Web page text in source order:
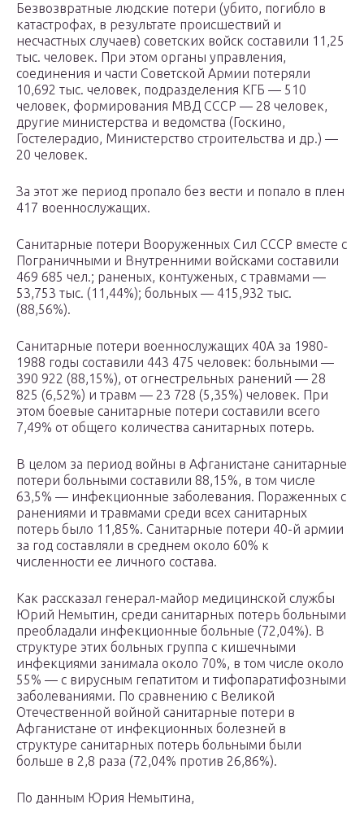
Безвозвратные людские потери (убито, погибло в
катастрофах, в результате происшествий и
несчастных случаев) советских войск составили 11,25
тыс. человек. При этом органы управления,
соединения и части Советской Армии потеряли
10,692 тыс. человек, подразделения КГБ — 510
человек, формирования МВД СССР — 28 человек,
другие министерства и ведомства (Госкино,
Гостелерадио, Министерство строительства и др.) —
20 человек.
За этот же период пропало без вести и попало в плен
417 военнослужащих.
Санитарные потери Вооруженных Сил СССР вместе с
Пограничными и Внутренними войсками составили
469 685 чел.; раненых, контуженых, с травмами —
53,753 тыс. (11,44%); больных — 415,932 тыс.
(88,56%).
Санитарные потери военнослужащих 40А за 1980-
1988 годы составили 443 475 человек: больными —
390 922 (88,15%), от огнестрельных ранений — 28
825 (6,52%) и травм — 23 728 (5,35%) человек. При
этом боевые санитарные потери составили всего
7,49% от общего количества санитарных потерь.
В целом за период войны в Афганистане санитарные
потери больными составили 88,15%, в том числе
63,5% — инфекционные заболевания. Пораженных с
ранениями и травмами среди всех санитарных
потерь было 11,85%. Санитарные потери 40-й армии
за год составляли в среднем около 60% к
численности ее личного состава.
Как рассказал генерал-майор медицинской службы
Юрий Немытин, среди санитарных потерь больными
преобладали инфекционные больные (72,04%). В
структуре этих больных группа с кишечными
инфекциями занимала около 70%, в том числе около
55% — с вирусным гепатитом и тифопаратифозными
заболеваниями. По сравнению с Великой
Отечественной войной санитарные потери в
Афганистане от инфекционных болезней в
структуре санитарных потерь больными были
больше в 2,8 раза (72,04% против 26,86%).
По данным Юрия Немытина,